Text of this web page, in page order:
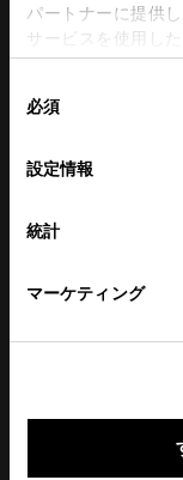
パートナーに提供
サービスを使用し
使用することがあ
デバイスにすべて
意したことになり
設定の変更、同意
「Cookie（クッキ
必須
設定情報
統計
マーケティング
営業日カレンダ